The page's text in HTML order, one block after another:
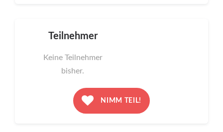
Teilnehmer
Keine Teilnehmer
bisher.
NIMM TEIL!